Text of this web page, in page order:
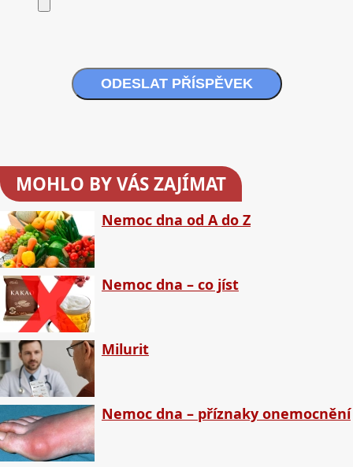
ODESLAT PŘÍSPĚVEK
MOHLO BY VÁS ZAJÍMAT
Nemoc dna od A do Z
Nemoc dna – co jíst
Milurit
Nemoc dna – příznaky onemocnění